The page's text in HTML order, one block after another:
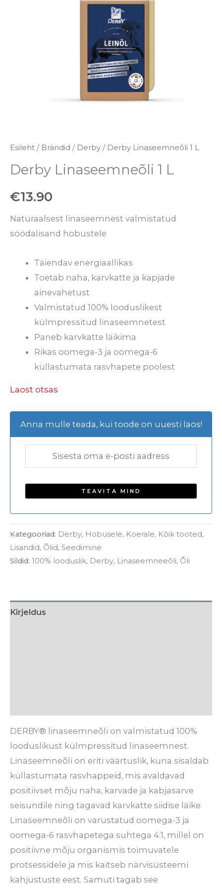
Esileht / Brändid / Derby / Derby Linaseemneõli 1 L
Derby Linaseemneõli 1 L
€13.90
Naturaalsest linaseemnest valmistatud
söödalisand hobustele
Täiendav energiaallikas
Toetab naha, karvkatte ja kapjade
ainevahetust
Valmistatud 100% looduslikest
külmpressitud linaseemnetest
Paneb karvkatte läikima
Rikas oomega-3 ja oomega-6
küllastumata rasvhapete poolest
Laost otsas
Anna mulle teada, kui toode on uuesti laos!
Kategooriad: Derby, Hobusele, Koerale, Kõik tooted,
Lisandid, Õlid, Seedimine
Sildid: 100% looduslik, Derby, Linaseemneeõli, Õli
Kirjeldus
DERBY® linaseemneõli on valmistatud 100%
looduslikust külmpressitud linaseemnest.
Linaseemneõli on eriti väärtuslik, kuna sisaldab
küllastumata rasvhappeid, mis avaldavad
positiivset mõju naha, karvade ja kabjasarve
seisundile ning tagavad karvkatte siidise läike.
Linaseemneõli on varustatud oomega-3 ja
oomega-6 rasvhapetega suhtega 4:1, millel on
positiivne mõju organismis toimuvatele
protsessidele ja mis kaitseb närvisüsteemi
kahjustuste eest. Samuti tagab see